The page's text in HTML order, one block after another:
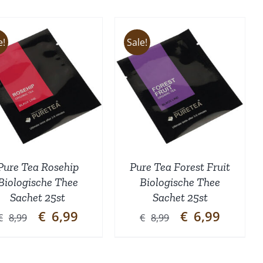
Tea Rosehip
Thee
Sachet 25st
8,99
Oorspronkelijke
€ 6,99Huidige
Sale!
TOEVOEGEN AAN
WINKELWAGEN
DETAILS
Pure Tea Forest Fruit
Biologische Thee
Sachet 25st
€ 8,99
Oorspronkelijke
€ 6,99